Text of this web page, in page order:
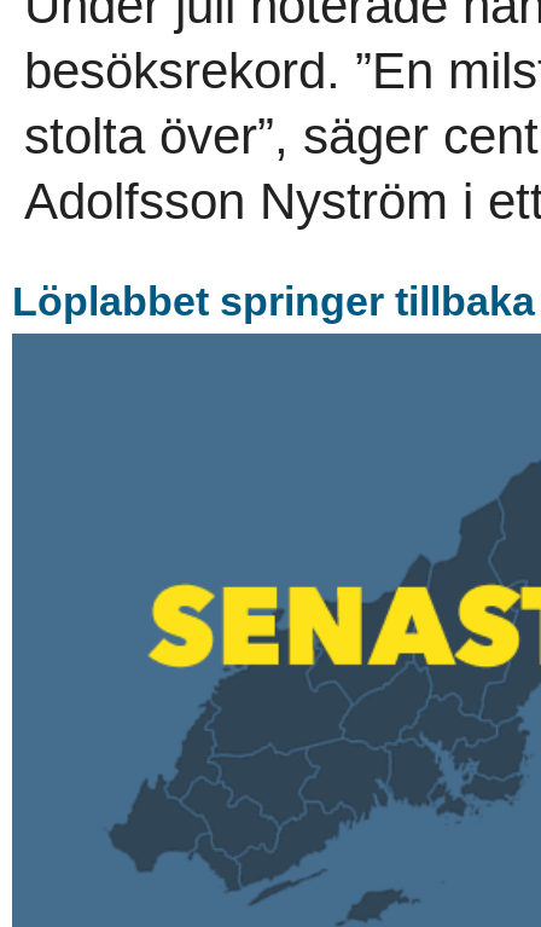
besöksrekord. ”En
stolta över”, säger
Adolfsson Nyström i
Löplabbet springer